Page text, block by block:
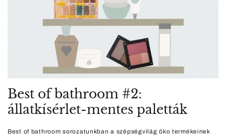
Best of bathroom #2:
állatkísérlet-mentes paletták
Best of bathroom sorozatunkban a szépségvilág öko termékeinek